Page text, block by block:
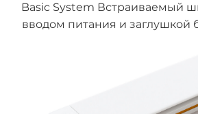
Basic System Встраиваемый
вводом питания и заглушкой